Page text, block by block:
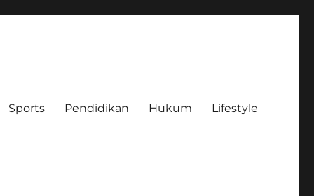
Sports Pendidikan Hukum Lifestyle